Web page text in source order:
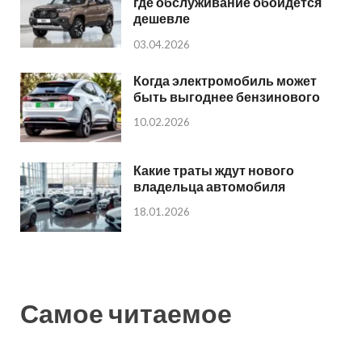
дешевле
03.04.2026
Когда электромобиль может
быть выгоднее бензинового
10.02.2026
Какие траты ждут нового
владельца автомобиля
18.01.2026
Самое читаемое